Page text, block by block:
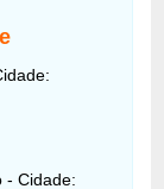
- Cidade: